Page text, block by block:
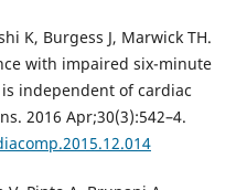
K, Burgess J, Marwick TH.
with impaired six-minute
independent of cardiac
2016 Apr;30(3):542–4.